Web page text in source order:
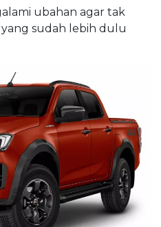
ubahan agar tak
sudah lebih dulu